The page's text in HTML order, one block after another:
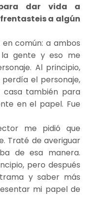
para dar vida a
a algún
común: a ambos
gente y eso me
Al principio,
el personaje,
también para
en el papel. Fue
me pidió que
Traté de averiguar
de esa manera.
pero después
y saber más
mi papel de